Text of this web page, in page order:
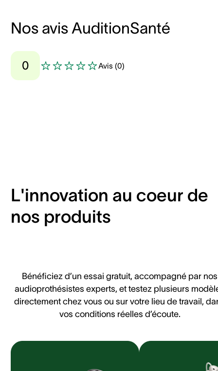
Nos avis AuditionSanté
0 Avis (0)
L'innovation au coeur de
nos produits
Bénéficiez d’un essai gratuit, accompagné par nos
audioprothésistes experts, et testez plusieurs
directement chez vous ou sur votre lieu de travail,
vos conditions réelles d’écoute.